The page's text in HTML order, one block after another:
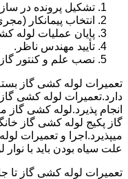
تشکیل پرونده در
انتخاب پیمانکار
پایان عملیات لوله
تأیید مهندس ناظر.
نصب علم و کنتور
تعمیرات لوله کشی گاز
دارد.تعمیرات لوله کشی
انجام پذیرد.لوله کشی
گاز پکیج لوله کشی گاز
میپذیرد.اجرا و تعمیرات
علت سیاه بودن باید با
تعمیرات لوله کشی گاز تا